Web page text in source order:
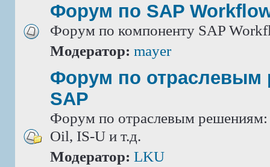
Форум по SAP
Форум по компоненту SAP
Модератор: mayer
Форум по отраслевым
SAP
Форум по отраслевым
Oil, IS-U и т.д.
Модератор: LKU